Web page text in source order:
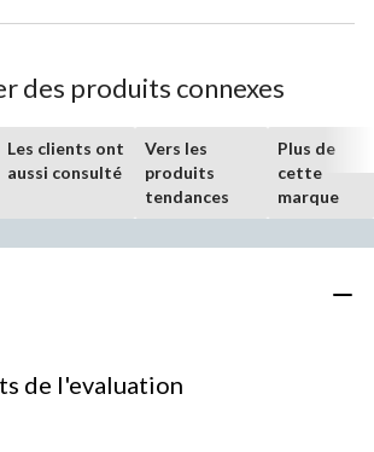
des produits connexes
Les clients ont
aussi consulté
Vers les
produits
tendances
Plus de
cette
marque
de l'evaluation